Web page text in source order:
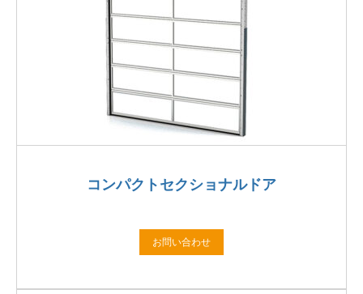
コンパクトセクショナルドア
お問い合わせ